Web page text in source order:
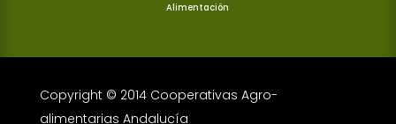
Alimentación
Copyright © 2014 Cooperativas Agro-
alimentarias Andalucía